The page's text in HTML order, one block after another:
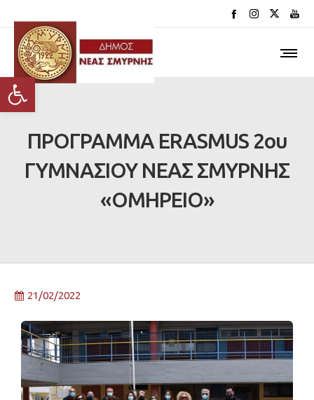
Ανοίξτε τη γραμμή εργαλείων
ΠΡΟΓΡΑΜΜΑ ERASMUS 2ου
ΓΥΜΝΑΣΙΟΥ ΝΕΑΣ ΣΜΥΡΝΗΣ
«ΟΜΗΡΕΙΟ»
21/02/2022